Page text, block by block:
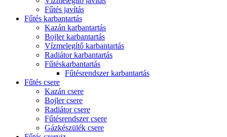
Fűtés javítás
Fűtés karbantartás
Kazán karbantartás
Bojler karbantartás
Vízmelegítő karbantartás
Radiátor karbantartás
Fűtéskarbantartás
Fűtésrendszer karbantartás
Fűtés csere
Kazán csere
Bojler csere
Radiátor csere
Fűtésrendszer csere
Gázkészülék csere